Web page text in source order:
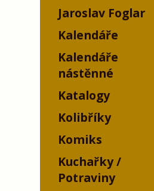
Jaroslav Foglar
Kalendáře
Kalendáře
nástěnné
Katalogy
Kolibříky
Komiks
Kuchařky /
Potraviny